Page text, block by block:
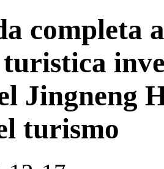
completa
turistica
Jingneng
turismo